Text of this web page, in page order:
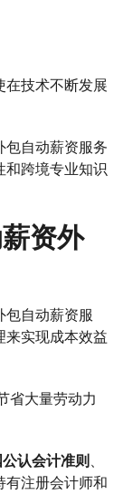
在技术不断发展
包自动薪资服务
和跨境专业知识
资外
包自动薪资服
来实现成本效益
省大量劳动力
认会计准则 、
有注册会计师和